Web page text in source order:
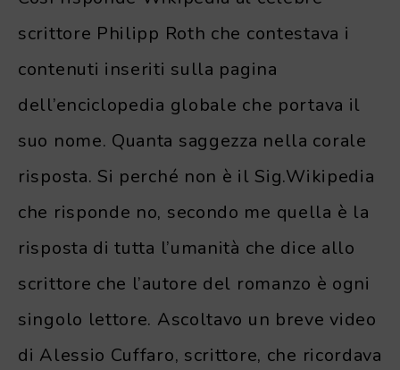
scrittore Philipp Roth che contestava i
contenuti inseriti sulla pagina
dell’enciclopedia globale che portava il
suo nome. Quanta saggezza nella corale
risposta. Si perché non è il Sig.Wikipedia
che risponde no, secondo me quella è la
risposta di tutta l’umanità che dice allo
scrittore che l’autore del romanzo è ogni
singolo lettore. Ascoltavo un breve video
di Alessio Cuffaro, scrittore, che ricordava